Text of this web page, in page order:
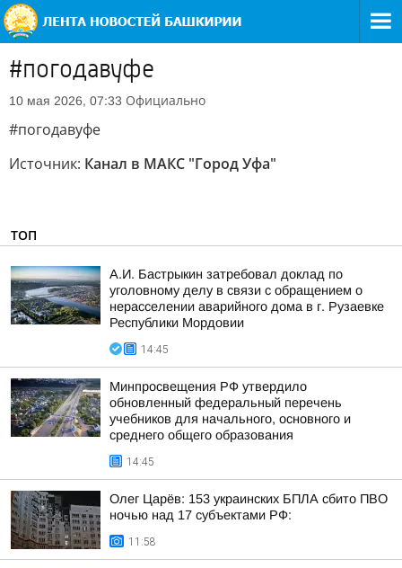
#погодавуфе
10 мая 2026, 07:33 Официально
#погодавуфе
Источник: Канал в МАКС "Город Уфа"
ТОП
А.И. Бастрыкин затребовал доклад по
уголовному делу в связи с обращением о
нерасселении аварийного дома в г. Рузаевке
Республики Мордовии
14:45
Минпросвещения РФ утвердило
обновленный федеральный перечень
учебников для начального, основного и
среднего общего образования
14:45
Олег Царёв: 153 украинских БПЛА сбито ПВО
ночью над 17 субъектами РФ:
11:58